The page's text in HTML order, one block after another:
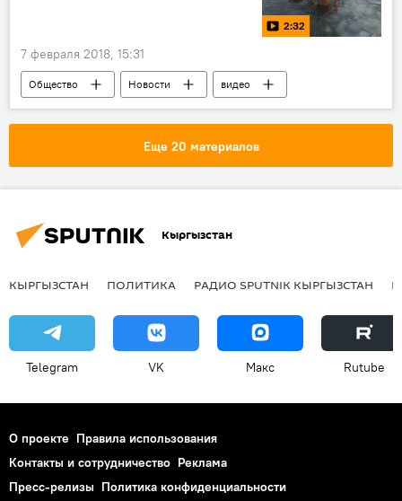
2:32
7 февраля 2018, 15:31
Общество Новости
видео
Кыргызстан
Мультимедиа
плавание
моржевание
Еще 20 материалов
Кыргызстан
КЫРГЫЗСТАН ПОЛИТИКА РАДИО SPUTNIK КЫРГЫЗСТАН
Telegram VK Макс Rutube
О проекте Правила использования
Контакты и сотрудничество Реклама
Пресс-релизы Политика конфиденциальности